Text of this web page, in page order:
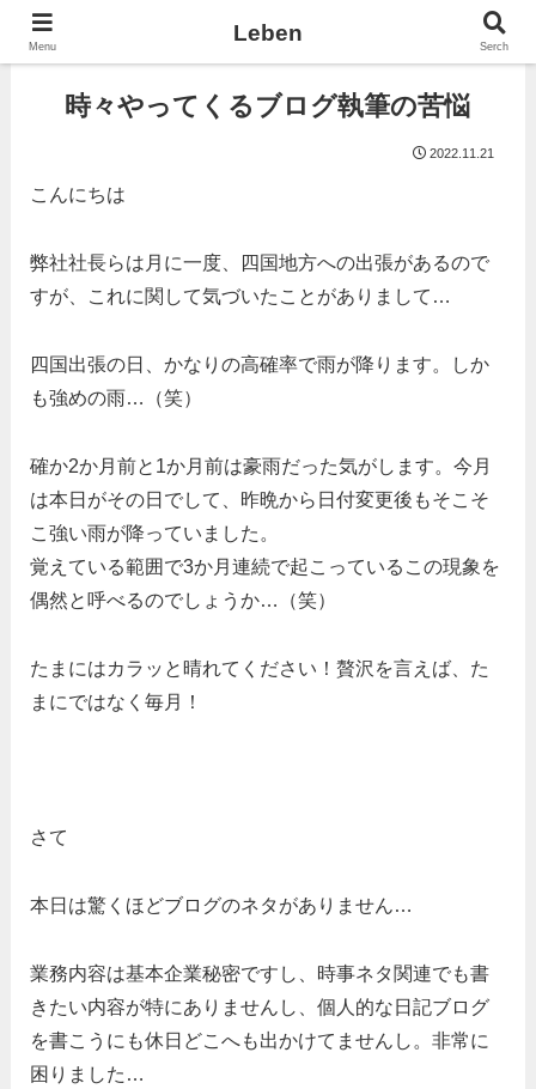
時々やってくるブログ執筆の苦悩
2022.11.21
こんにちは
弊社社長らは月に一度、四国地方への出張があるので
すが、これに関して気づいたことがありまして…
四国出張の日、かなりの高確率で雨が降ります。しか
も強めの雨…（笑）
確か2か月前と1か月前は豪雨だった気がします。今月
は本日がその日でして、昨晩から日付変更後もそこそ
こ強い雨が降っていました。
覚えている範囲で3か月連続で起こっているこの現象を
偶然と呼べるのでしょうか…（笑）
たまにはカラッと晴れてください！贅沢を言えば、た
まにではなく毎月！
さて
本日は驚くほどブログのネタがありません…
業務内容は基本企業秘密ですし、時事ネタ関連でも書
きたい内容が特にありませんし、個人的な日記ブログ
を書こうにも休日どこへも出かけてませんし。非常に
困りました…
Menu
Leben
Serch